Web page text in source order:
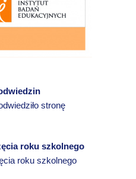
stronę
roku szkolnego
roku szkolnego